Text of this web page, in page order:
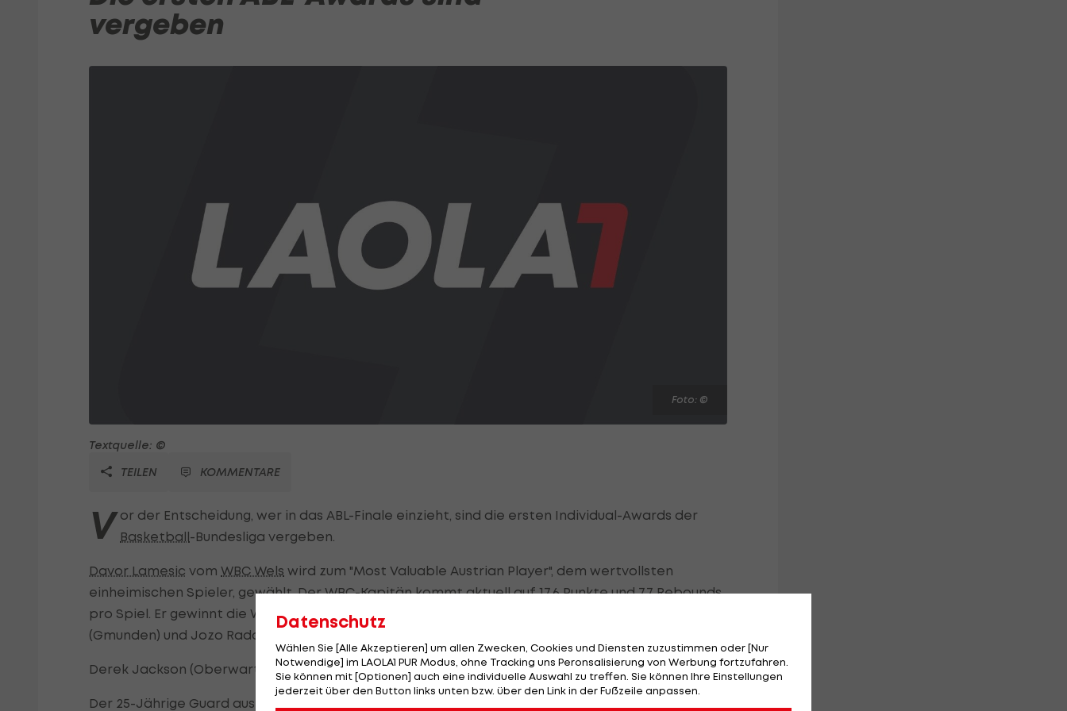
vergeben
Foto: ©
Textquelle: ©
TEILEN
KOMMENTARE
V or der Entscheidung, wer in das ABL-Finale einzieht, sind die ersten Individual-Awards der
Basketball-Bundesliga vergeben.
Davor Lamesic vom WBC Wels wird zum "Most Valuable Austrian Player", dem wertvollsten
einheimischen Spieler, gewählt. Der WBC-Kapitän kommt aktuell auf 17,6 Punkte und 7,7 Rebounds
pro Spiel. Er gewinnt die Wahl nach 2006 und 2008 zum dritten Mal, diesmal vor
(Gmunden) und Jozo Rados (Klosterneuburg).
Derek Jackson (Oberwart) ist "Defensive Player of the Year".
Der 25-Jährige Guard aus den USA setzt sich gegen seinen Teamkollegen Jamari Traylor und
Datenschutz
Wählen Sie [Alle Akzeptieren] um allen Zwecken, Cookies und Diensten zuzustimmen oder [Nur
Notwendige] im LAOLA1 PUR Modus, ohne Tracking uns Peronsalisierung von Werbung fortzufahren.
Sie können mit [Optionen] auch eine individuelle Auswahl zu treffen. Sie können Ihre Einstellungen
jederzeit über den Button links unten bzw. über den Link in der Fußzeile anpassen.